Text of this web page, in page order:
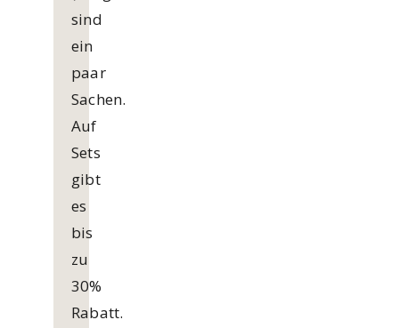
sind
ein
paar
Sachen.
Auf
Sets
gibt
es
bis
zu
30%
Rabatt.